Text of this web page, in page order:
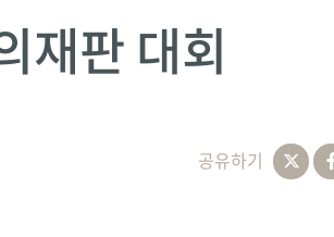
재판 대회
공유하기